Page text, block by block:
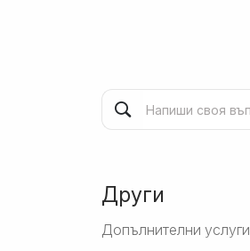
Други
Допълнителни услуги